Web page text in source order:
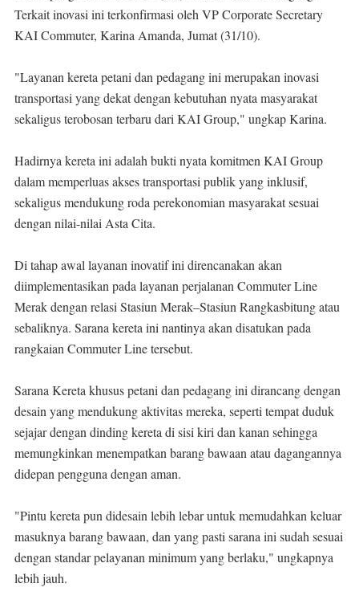
Terkait inovasi ini terkonfirmasi oleh VP Corporate Secretary
KAI Commuter, Karina Amanda, Jumat (31/10).
"Layanan kereta petani dan pedagang ini merupakan inovasi
transportasi yang dekat dengan kebutuhan nyata masyarakat
sekaligus terobosan terbaru dari KAI Group," ungkap Karina.
Hadirnya kereta ini adalah bukti nyata komitmen KAI Group
dalam memperluas akses transportasi publik yang inklusif,
sekaligus mendukung roda perekonomian masyarakat sesuai
dengan nilai-nilai Asta Cita.
Di tahap awal layanan inovatif ini direncanakan akan
diimplementasikan pada layanan perjalanan Commuter Line
Merak dengan relasi Stasiun Merak–Stasiun Rangkasbitung atau
sebaliknya. Sarana kereta ini nantinya akan disatukan pada
rangkaian Commuter Line tersebut.
Sarana Kereta khusus petani dan pedagang ini dirancang dengan
desain yang mendukung aktivitas mereka, seperti tempat duduk
sejajar dengan dinding kereta di sisi kiri dan kanan sehingga
memungkinkan menempatkan barang bawaan atau dagangannya
didepan pengguna dengan aman.
"Pintu kereta pun didesain lebih lebar untuk memudahkan keluar
masuknya barang bawaan, dan yang pasti sarana ini sudah sesuai
dengan standar pelayanan minimum yang berlaku," ungkapnya
lebih jauh.